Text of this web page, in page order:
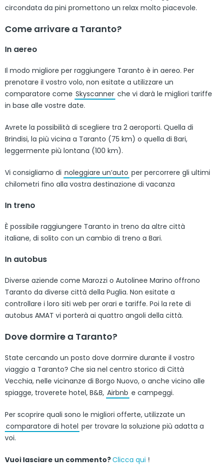
circondata da pini promettono un relax molto piacevole.
Come arrivare a Taranto?
In aereo
Il modo migliore per raggiungere Taranto è in aereo. Per
prenotare il vostro volo, non esitate a utilizzare un
comparatore come Skyscanner che vi darà le migliori tariffe
in base alle vostre date.
Avrete la possibilità di scegliere tra 2 aeroporti. Quella di
Brindisi, la più vicina a Taranto (75 km) o quella di Bari,
leggermente più lontana (100 km).
Vi consigliamo di noleggiare un’auto per percorrere gli ultimi
chilometri fino alla vostra destinazione di vacanza
In treno
È possibile raggiungere Taranto in treno da altre città
italiane, di solito con un cambio di treno a Bari.
In autobus
Diverse aziende come Marozzi o Autolinee Marino offrono
Taranto da diverse città della Puglia. Non esitate a
controllare i loro siti web per orari e tariffe. Poi la rete di
autobus AMAT vi porterà ai quattro angoli della città.
Dove dormire a Taranto?
State cercando un posto dove dormire durante il vostro
viaggio a Taranto? Che sia nel centro storico di Città
Vecchia, nelle vicinanze di Borgo Nuovo, o anche vicino alle
spiagge, troverete hotel, B&B, Airbnb e campeggi.
Per scoprire quali sono le migliori offerte, utilizzate un
comparatore di hotel per trovare la soluzione più adatta a
voi.
Vuoi lasciare un commento?Clicca qui !